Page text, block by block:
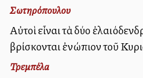
Σωτηρόπουλου
Αὐτοὶ εἶναι τὰ δύο
βρίσκονται ἐνώπιον τοῦ
Τρεμπέλα